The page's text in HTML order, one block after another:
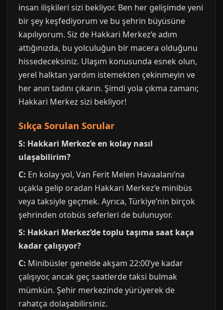
insan ilişkileri sizi bekliyor. Ben her gelişimde yeni
bir şey keşfediyorum ve bu şehrin büyüsüne
kapılıyorum. Siz de Hakkari Merkez’e adım
attığınızda, bu yolculuğun bir macera olduğunu
hissedeceksiniz. Ulaşım konusunda esnek olun,
yerel halktan yardım istemekten çekinmeyin ve
her anın tadını çıkarın. Şimdi yola çıkma zamanı;
Hakkari Merkez sizi bekliyor!
Sıkça Sorulan Sorular
S: Hakkari Merkez’e en kolay nasıl
ulaşabilirim?
C: En kolay yol, Van Ferit Melen Havaalanı’na
uçakla gelip oradan Hakkari Merkez’e minibüs
veya taksiyle geçmek. Ayrıca, Türkiye’nin birçok
şehrinden otobüs seferleri de bulunuyor.
S: Hakkari Merkez’de toplu taşıma saat kaça
kadar çalışıyor?
C: Minibüsler genelde akşam 22:00’ye kadar
çalışıyor, ancak geç saatlerde taksi bulmak
mümkün. Şehir merkezinde yürüyerek de
rahatça dolaşabilirsiniz.